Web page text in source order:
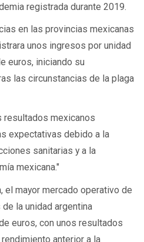
registrada durante 2019.
en las provincias mexicanas
unos ingresos por unidad
euros, iniciando su
las circunstancias de la plaga
resultados mexicanos
expectativas debido a la
sanitarias y a la
mexicana."
el mayor mercado operativo de
la unidad argentina
euros, con unos resultados
anterior a la